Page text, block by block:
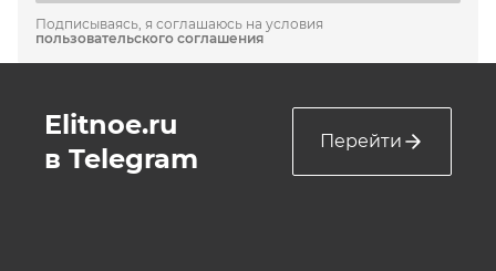
Подписываясь, я соглашаюсь на условия
пользовательского соглашения
Elitnoe.ru
в Telegram
Перейти